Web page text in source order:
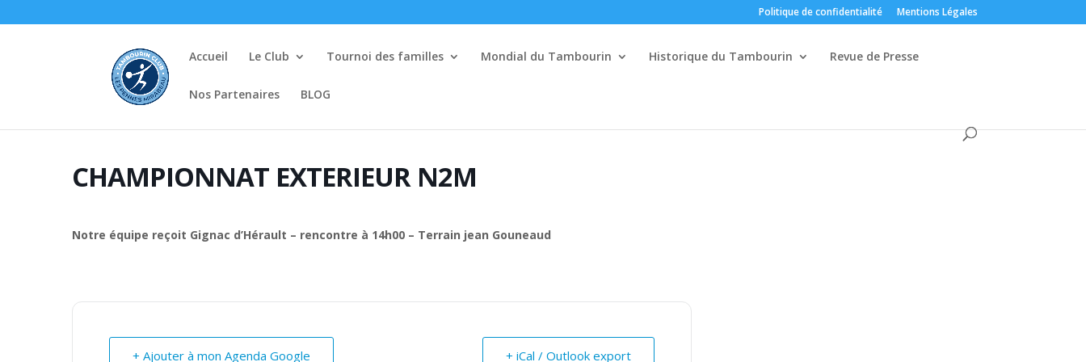
Politique de confidentialité Mentions Légales
Accueil Le Club Tournoi des familles Mondial du Tambourin Historique du Tambourin Revue de Presse
Nos Partenaires BLOG
CHAMPIONNAT EXTERIEUR N2M
Notre équipe reçoit Gignac d’Hérault – rencontre à 14h00 – Terrain jean Gouneaud
+ Ajouter à mon Agenda Google + iCal / Outlook export